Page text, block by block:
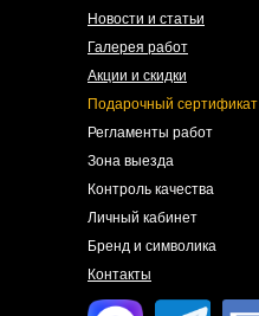
Новости и статьи
Галерея работ
Акции и скидки
Подарочный сертификат
Регламенты работ
Зона выезда
Контроль качества
Личный кабинет
Бренд и символика
Контакты